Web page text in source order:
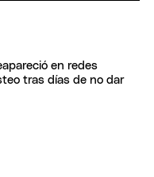
en redes
tras días de no dar